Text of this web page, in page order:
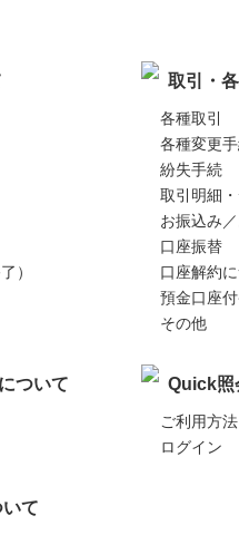
）
取引・
各種取引
各種変更
紛失手続
取引明細
お振込み
口座振替
口座解約
預金口座
その他
ついて Quick照
ご利用方法
ログイン
て